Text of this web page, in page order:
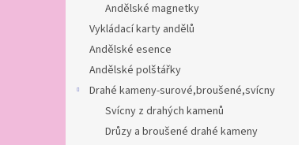
Andělské magnetky
Vykládací karty andělů
Andělské esence
Andělské polštářky
Drahé kameny-surové,broušené,svícny
Svícny z drahých kamenů
Drůzy a broušené drahé kameny